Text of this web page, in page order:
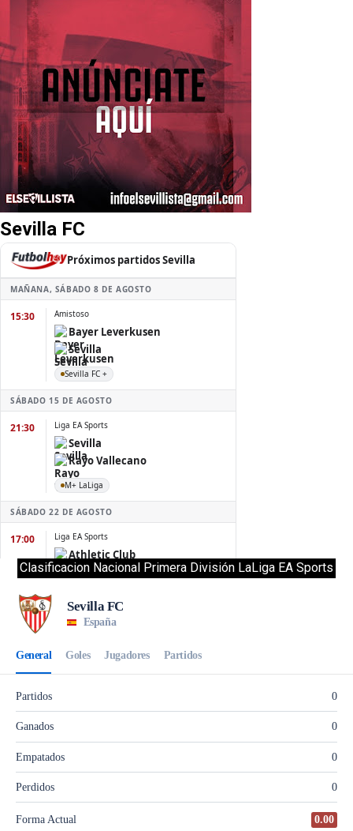
Sevilla FC
Clasificacion Nacional Primera División LaLiga EA Sports